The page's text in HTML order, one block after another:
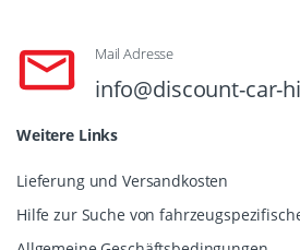
Mail Adresse
info@discount-car-
Weitere Links
Lieferung und Versandkosten
Hilfe zur Suche von